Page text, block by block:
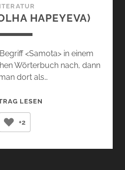
HAPEYEVA)
<Samota> in einem
Wörterbuch nach, dann
dort als…
LESEN
+2